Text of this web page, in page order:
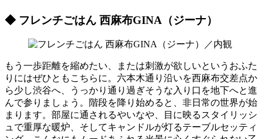
◆ フレンチごはん 西麻布GINA（ジーナ）
もう一歩距離を縮めたい、または刺激が欲しいというおふた
りにはぜひともこちらに。六本木通り沿いを西麻布交差点か
ら少し渋谷へ、うっかり通り過ぎそうな入り口を地下へと進
んで参りましょう。階段を降り始めると、非日常の世界が始
まります。部屋に通されるやいなや、目に映るスタイリッシ
ュで重厚な暖炉、そしてキャンドルが灯るテーブルセッティ